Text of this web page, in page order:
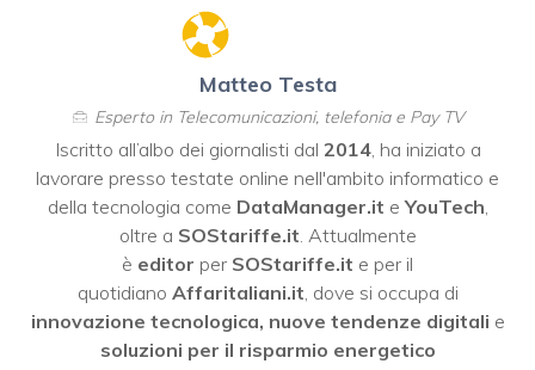
Matteo Testa
Esperto in Telecomunicazioni, telefonia e Pay TV
Iscritto all’albo dei giornalisti dal 2014, ha iniziato a
lavorare presso testate online nell'ambito informatico e
della tecnologia come DataManager.it eYouTech
oltre a SOStariffe.it . Attualmente
è editor per SOStariffe.it e per il
quotidiano Affaritaliani.it , dove si occupa di
innovazione tecnologica, nuove tendenze digitali e
soluzioni per il risparmio energetico